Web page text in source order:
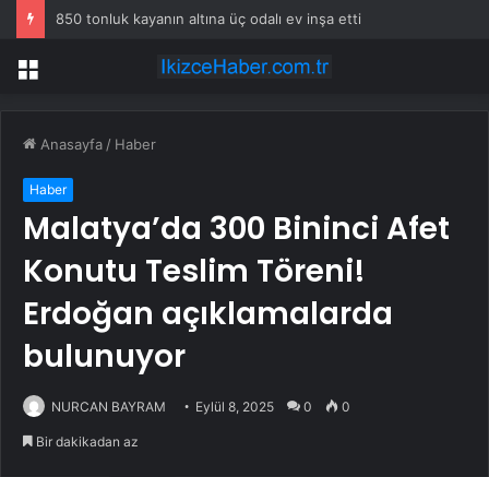
850 tonluk kayanın altına üç odalı ev inşa etti
Menü
Anasayfa / Haber
Haber
Malatya’da 300 Bininci Afet
Konutu Teslim Töreni!
Erdoğan açıklamalarda
bulunuyor
NURCAN BAYRAM Eylül 8, 2025 0 0
Bir dakikadan az